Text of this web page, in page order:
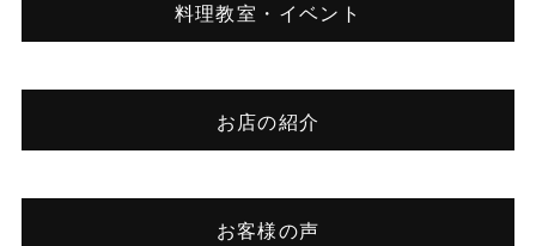
料理教室・イベント
お店の紹介
お客様の声